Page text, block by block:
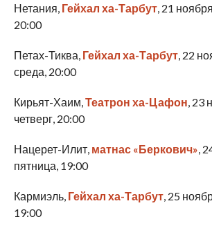
Нетания, Гейхал ха-Тарбут, 21
20:00
Петах-Тиква, Гейхал ха-Тарбут, 22
среда, 20:00
Кирьят-Хаим, Театрон ха-Цафон , 23
четверг, 20:00
Нацерет-Илит, матнас «Беркович» ,
пятница, 19:00
Кармиэль, Гейхал ха-Тарбут, 25
19:00